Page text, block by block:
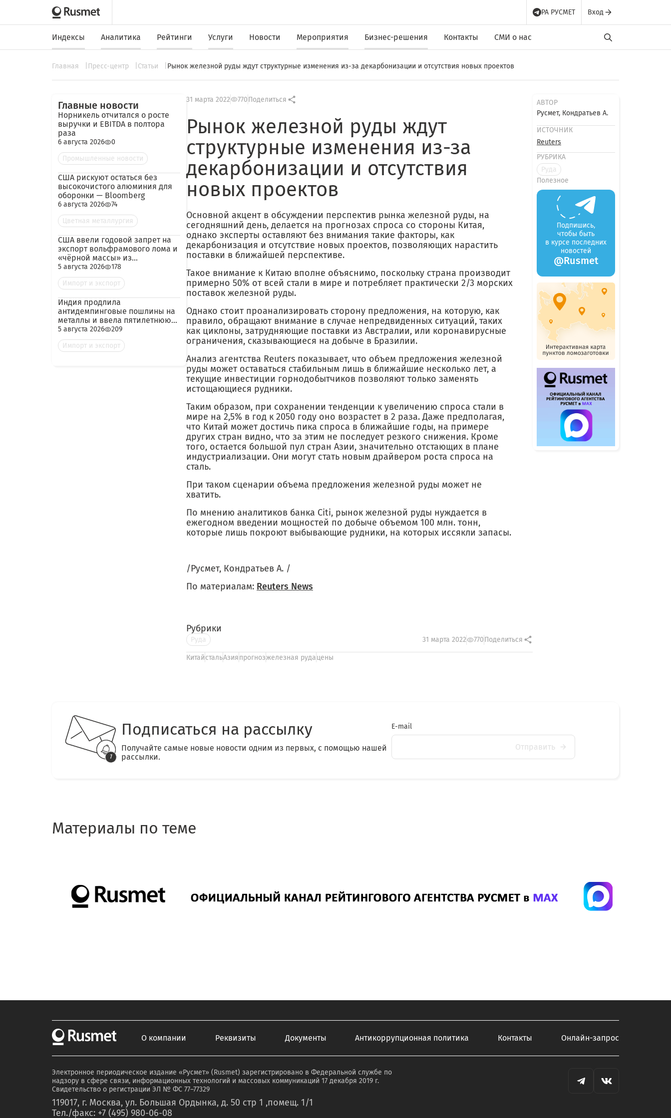
РА РУСМЕТ Вход
Индексы Аналитика Рейтинги Услуги Новости Мероприятия Бизнес-решения Контакты СМИ о нас
Главная Пресс-центр Статьи Рынок железной руды ждут структурные изменения из-за декарбонизации и отсутствия новых проектов
Главные новости
Норникель отчитался о росте
выручки и EBITDA в полтора
раза
6 августа 2026
0
Промышленные новости
США рискуют остаться без
высокочистого алюминия для
оборонки — Bloomberg
6 августа 2026
74
Цветная металлургия
США ввели годовой запрет на
экспорт вольфрамового лома и
«чёрной массы» из
аккумуляторов
5 августа 2026
178
Импорт и экспорт
Индия продлила
антидемпинговые пошлины на
металлы и ввела пятилетнюю
пошлину на импорт кокса из
России
5 августа 2026
209
Импорт и экспорт
31 марта 2022 770Поделиться
Рынок железной руды ждут
структурные изменения из-за
декарбонизации и отсутствия
новых проектов
Основной акцент в обсуждении перспектив рынка железной руды, на
сегодняшний день, делается на прогнозах спроса со стороны Китая,
однако эксперты оставляют без внимания такие факторы, как
декарбонизация и отсутствие новых проектов, позволяющих нарастить
поставки в ближайшей перспективе.
Такое внимание к Китаю вполне объяснимо, поскольку страна производит
примерно 50% от всей стали в мире и потребляет практически 2/3 морских
поставок железной руды.
Однако стоит проанализировать сторону предложения, на которую, как
правило, обращают внимание в случае непредвиденных ситуаций, таких
как циклоны, затрудняющие поставки из Австралии, или коронавирусные
ограничения, сказывающиеся на добыче в Бразилии.
Анализ агентства Reuters показывает, что объем предложения железной
руды может оставаться стабильным лишь в ближайшие несколько лет, а
текущие инвестиции горнодобытчиков позволяют только заменять
истощающиеся рудники.
Таким образом, при сохранении тенденции к увеличению спроса стали в
мире на 2,5% в год к 2050 году оно возрастет в 2 раза. Даже предполагая,
что Китай может достичь пика спроса в ближайшие годы, на примере
других стран видно, что за этим не последует резкого снижения. Кроме
того, остается большой пул стран Азии, значительно отстающих в плане
индустриализации. Они могут стать новым драйвером роста спроса на
сталь.
При таком сценарии объема предложения железной руды может не
хватить.
По мнению аналитиков банка Citi, рынок железной руды нуждается в
ежегодном введении мощностей по добыче объемом 100 млн. тонн,
которые лишь покроют выбывающие рудники, на которых иссякли запасы.
/Русмет, Кондратьев А. /
По материалам: Reuters News
Рубрики
Руда 31 марта 2022 770Поделиться
КитайстальАзияпрогнозжелезная рудацены
АВТОР
Русмет, Кондратьев А.
ИСТОЧНИК
Reuters
РУБРИКА
Руда
Полезное
Подпишись,
чтобы быть
в курсе последних
новостей
@Rusmet
Подписаться на рассылку
Получайте самые новые новости одним из первых, с помощью нашей
рассылки.
E-mail
Отправить
Материалы по теме
О компании Реквизиты Документы Антикоррупционная политика Контакты Онлайн-запрос
Электронное периодическое издание «Русмет» (Rusmet) зарегистрировано в Федеральной службе по
надзору в сфере связи, информационных технологий и массовых коммуникаций 17 декабря 2019 г.
Свидетельство о регистрации ЭЛ № ФС 77–77329
119017, г. Москва, ул. Большая Ордынка, д. 50 стр 1 ,помещ. 1/1
Тел./факс: +7 (495) 980-06-08